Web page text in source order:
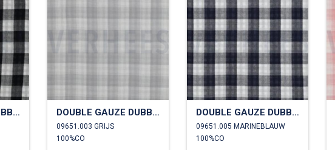
DOUBLE GAUZE DUBBELZIJDIGE RUITEN DOUBLE GAUZE DUBBELZIJDIGE RUITEN
09651.003 GRIJS
100%CO
DOUBLE GAUZE DUBBELZIJDIGE RUITEN
09651.005 MARINEBLAUW
100%CO